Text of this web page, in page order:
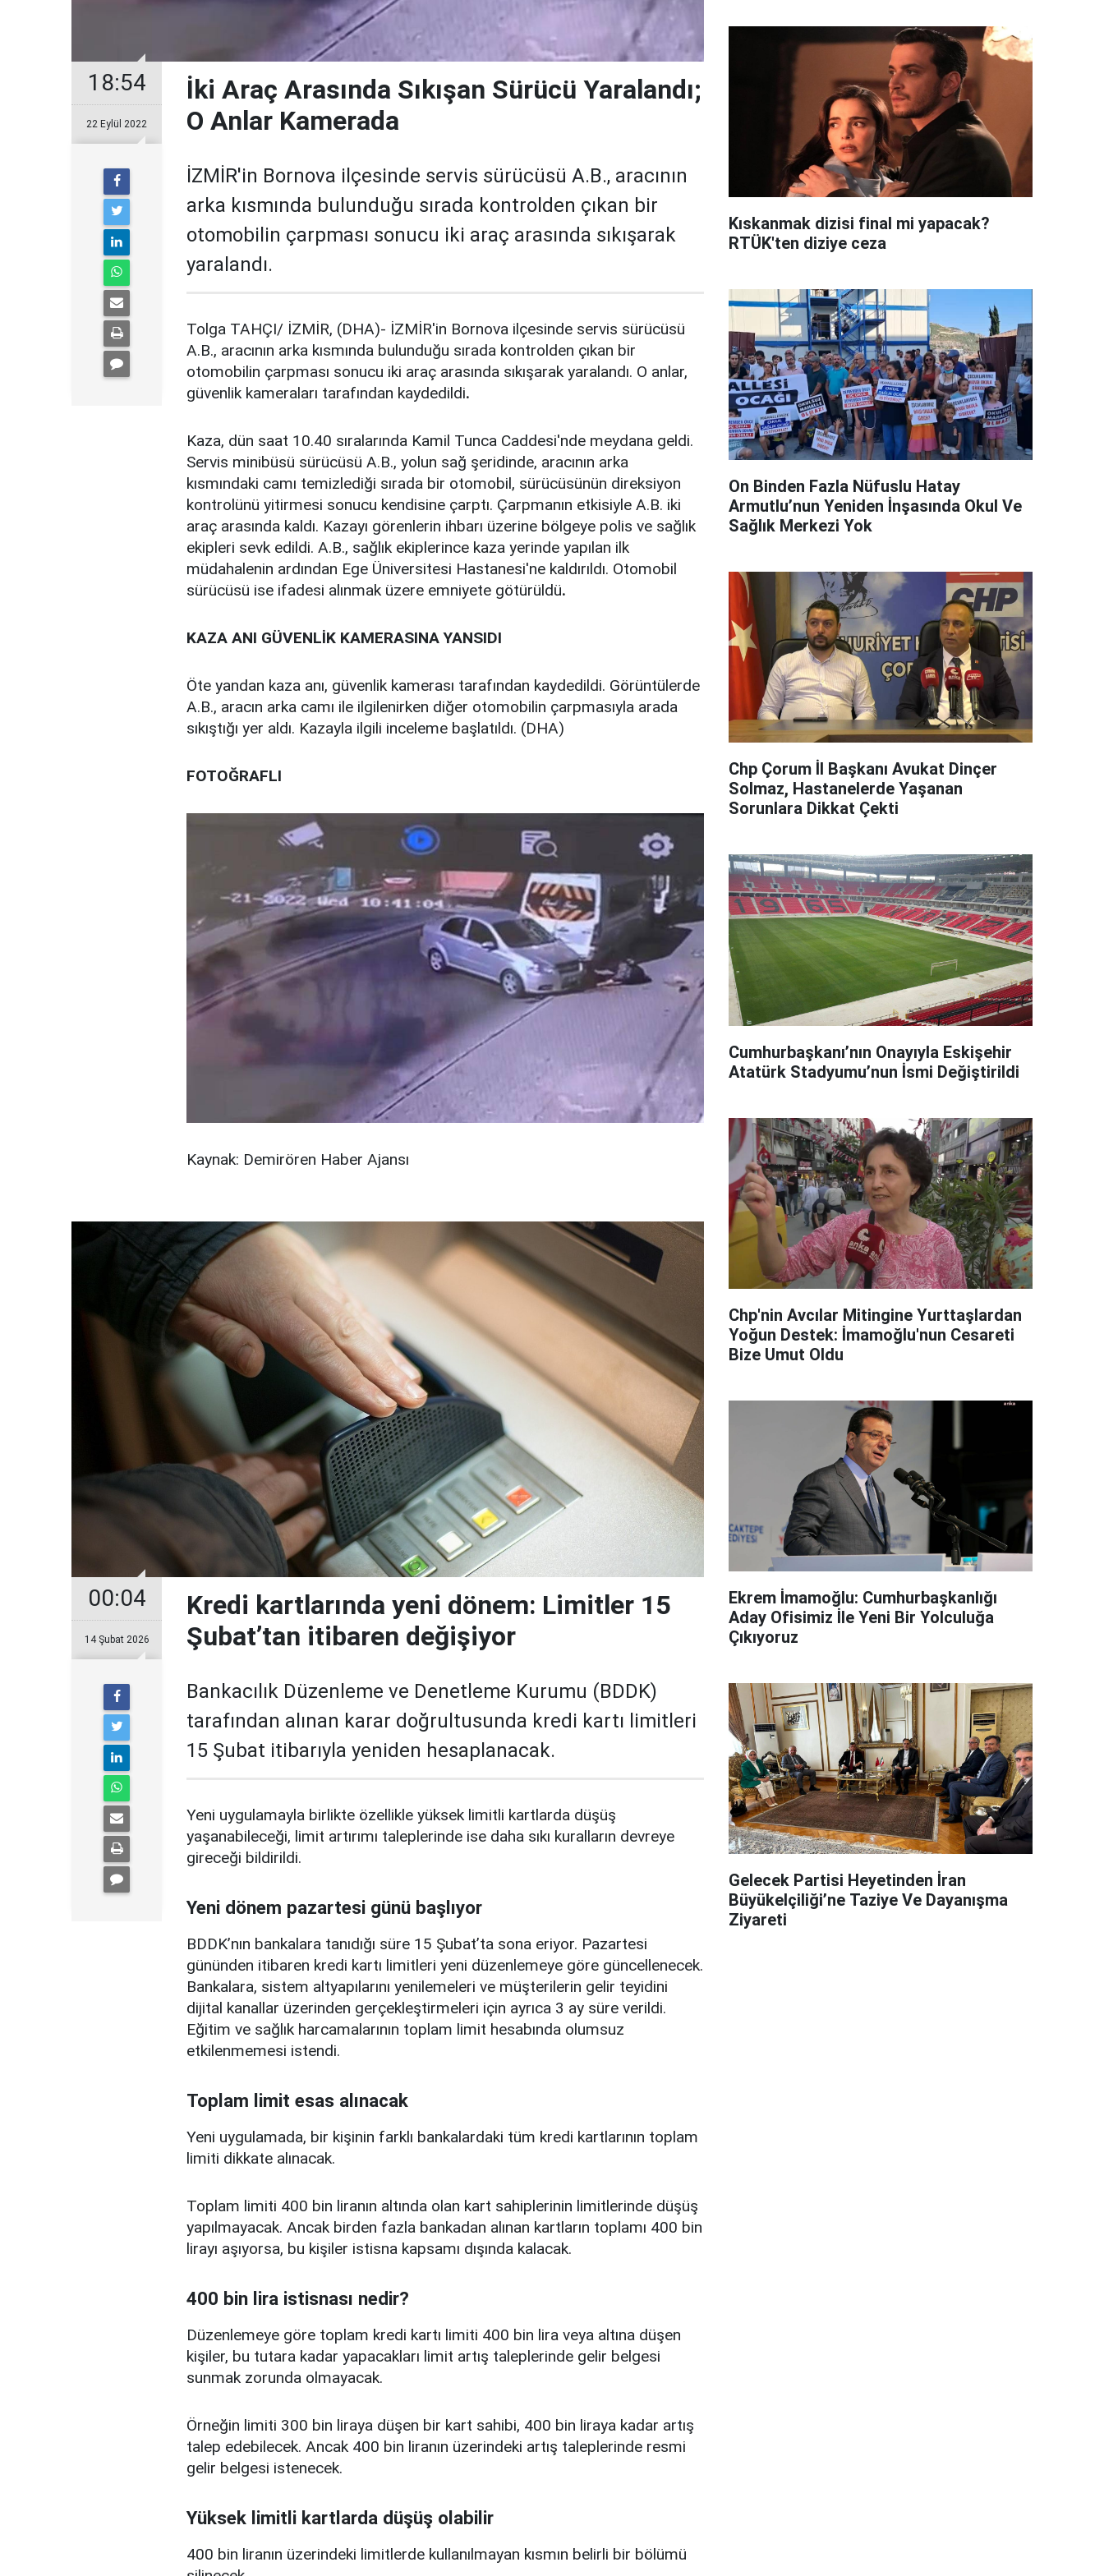
18:54
22 Eylül 2022
İki Araç Arasında Sıkışan Sürücü Yaralandı;
O Anlar Kamerada
İZMİR'in Bornova ilçesinde servis sürücüsü A.B., aracının
arka kısmında bulunduğu sırada kontrolden çıkan bir
otomobilin çarpması sonucu iki araç arasında sıkışarak
yaralandı.
Tolga TAHÇI/ İZMİR, (DHA)- İZMİR'in Bornova ilçesinde servis sürücüsü
A.B., aracının arka kısmında bulunduğu sırada kontrolden çıkan bir
otomobilin çarpması sonucu iki araç arasında sıkışarak yaralandı. O anlar,
güvenlik kameraları tarafından kaydedildi.
Kaza, dün saat 10.40 sıralarında Kamil Tunca Caddesi'nde meydana geldi.
Servis minibüsü sürücüsü A.B., yolun sağ şeridinde, aracının arka
kısmındaki camı temizlediği sırada bir otomobil, sürücüsünün direksiyon
kontrolünü yitirmesi sonucu kendisine çarptı. Çarpmanın etkisiyle A.B. iki
araç arasında kaldı. Kazayı görenlerin ihbarı üzerine bölgeye polis ve sağlık
ekipleri sevk edildi. A.B., sağlık ekiplerince kaza yerinde yapılan ilk
müdahalenin ardından Ege Üniversitesi Hastanesi'ne kaldırıldı. Otomobil
sürücüsü ise ifadesi alınmak üzere emniyete götürüldü.
KAZA ANI GÜVENLİK KAMERASINA YANSIDI
Öte yandan kaza anı, güvenlik kamerası tarafından kaydedildi. Görüntülerde
A.B., aracın arka camı ile ilgilenirken diğer otomobilin çarpmasıyla arada
sıkıştığı yer aldı. Kazayla ilgili inceleme başlatıldı. (DHA)
FOTOĞRAFLI
Kaynak: Demirören Haber Ajansı
00:04
14 Şubat 2026
Kredi kartlarında yeni dönem: Limitler 15
Şubat’tan itibaren değişiyor
Bankacılık Düzenleme ve Denetleme Kurumu (BDDK)
tarafından alınan karar doğrultusunda kredi kartı limitleri
15 Şubat itibarıyla yeniden hesaplanacak.
Yeni uygulamayla birlikte özellikle yüksek limitli kartlarda düşüş
yaşanabileceği, limit artırımı taleplerinde ise daha sıkı kuralların devreye
gireceği bildirildi.
Yeni dönem pazartesi günü başlıyor
BDDK’nın bankalara tanıdığı süre 15 Şubat’ta sona eriyor. Pazartesi
gününden itibaren kredi kartı limitleri yeni düzenlemeye göre güncellenecek.
Bankalara, sistem altyapılarını yenilemeleri ve müşterilerin gelir teyidini
dijital kanallar üzerinden gerçekleştirmeleri için ayrıca 3 ay süre verildi.
Eğitim ve sağlık harcamalarının toplam limit hesabında olumsuz
etkilenmemesi istendi.
Toplam limit esas alınacak
Yeni uygulamada, bir kişinin farklı bankalardaki tüm kredi kartlarının toplam
limiti dikkate alınacak.
Toplam limiti 400 bin liranın altında olan kart sahiplerinin limitlerinde düşüş
yapılmayacak. Ancak birden fazla bankadan alınan kartların toplamı 400 bin
lirayı aşıyorsa, bu kişiler istisna kapsamı dışında kalacak.
400 bin lira istisnası nedir?
Düzenlemeye göre toplam kredi kartı limiti 400 bin lira veya altına düşen
kişiler, bu tutara kadar yapacakları limit artış taleplerinde gelir belgesi
sunmak zorunda olmayacak.
Örneğin limiti 300 bin liraya düşen bir kart sahibi, 400 bin liraya kadar artış
talep edebilecek. Ancak 400 bin liranın üzerindeki artış taleplerinde resmi
gelir belgesi istenecek.
Yüksek limitli kartlarda düşüş olabilir
400 bin liranın üzerindeki limitlerde kullanılmayan kısmın belirli bir bölümü
Kıskanmak dizisi final mi yapacak?
RTÜK'ten diziye ceza
On Binden Fazla Nüfuslu Hatay
Armutlu’nun Yeniden İnşasında Okul Ve
Sağlık Merkezi Yok
Chp Çorum İl Başkanı Avukat Dinçer
Solmaz, Hastanelerde Yaşanan
Sorunlara Dikkat Çekti
Cumhurbaşkanı’nın Onayıyla Eskişehir
Atatürk Stadyumu’nun İsmi Değiştirildi
Chp'nin Avcılar Mitingine Yurttaşlardan
Yoğun Destek: İmamoğlu'nun Cesareti
Bize Umut Oldu
Ekrem İmamoğlu: Cumhurbaşkanlığı
Aday Ofisimiz İle Yeni Bir Yolculuğa
Çıkıyoruz
Gelecek Partisi Heyetinden İran
Büyükelçiliği’ne Taziye Ve Dayanışma
Ziyareti